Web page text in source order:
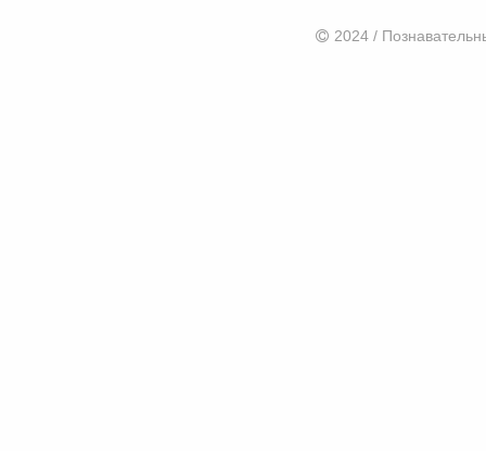
2024 /